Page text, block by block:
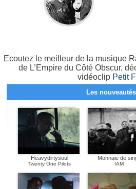
Ecoutez le meilleur de la musique
de L’Empire du Côté Obscur,
vidéoclip Petit
Les
Heavydirtysoul
Twenty One Pilots
Monnaie de
IAM